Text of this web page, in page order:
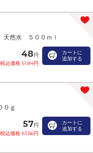
天然水 ５００ｍｌ
48円
税込価格 51.84円
カートに
追加する
ｇ
57円
税込価格 61.56円
カートに
追加する